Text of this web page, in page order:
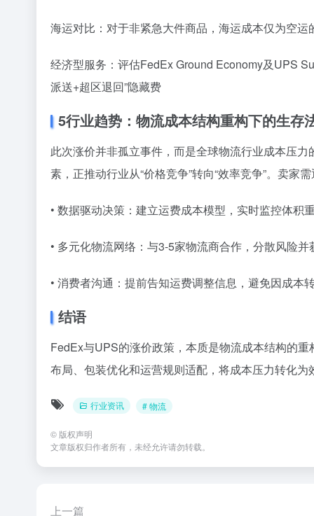
海运对比：对于非紧急大件商品，海运成本仅为空
经济型服务：评估FedEx Ground Economy及UPS
派送+超区退回”隐藏费
5行业趋势：物流成本结构重构下的生存
此次涨价并非孤立事件，而是全球物流行业成本压
素，正推动行业从“价格竞争”转向“效率竞争”。卖家
• 数据驱动决策：建立运费成本模型，实时监控体积
• 多元化物流网络：与3-5家物流商合作，分散风险并
• 消费者沟通：提前告知运费调整信息，避免因成本
结语
FedEx与UPS的涨价政策，本质是物流成本结构的
布局、包装优化和运营规则适配，将成本压力转化
行业资讯 # 物流
© 版权声明
文章版权归作者所有，未经允许请勿转载。
上一篇